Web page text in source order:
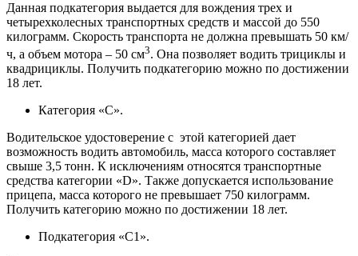
Данная подкатегория выдается для вождения трех и
четырехколесных транспортных средств и массой до 550
килограмм. Скорость транспорта не должна превышать 50 км/
ч, а объем мотора – 50 см3. Она позволяет водить трициклы и
квадрициклы. Получить подкатегорию можно по достижении
18 лет.
Категория «C».
Водительское удостоверение с этой категорией дает
возможность водить автомобиль, масса которого составляет
свыше 3,5 тонн. К исключениям относятся транспортные
средства категории «D». Также допускается использование
прицепа, масса которого не превышает 750 килограмм.
Получить категорию можно по достижении 18 лет.
Подкатегория «C1».